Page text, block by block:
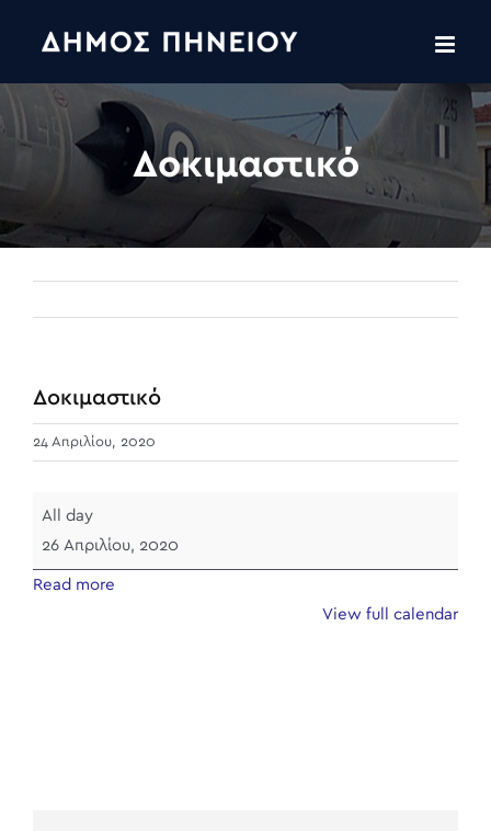
Δοκιμαστικό
Δοκιμαστικό
24 Απριλίου, 2020
Δοκιμαστικό
All day
26 Απριλίου, 2020
Read more
View full calendar